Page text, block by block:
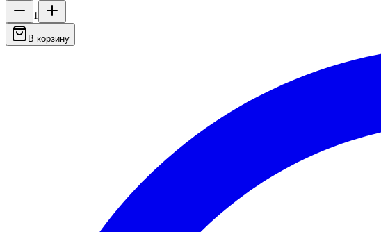
1
В корзину